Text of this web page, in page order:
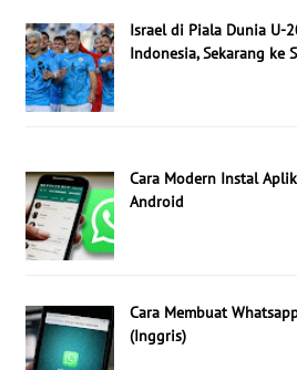
Israel di Piala Dunia U-
Indonesia, Sekarang ke
Cara Modern Instal
Android
Cara Membuat
(Inggris)